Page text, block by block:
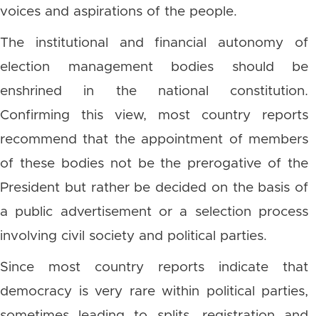
voices and aspirations of the people.
The institutional and financial autonomy of
election management bodies should be
enshrined in the national constitution.
Confirming this view, most country reports
recommend that the appointment of members
of these bodies not be the prerogative of the
President but rather be decided on the basis of
a public advertisement or a selection process
involving civil society and political parties.
Since most country reports indicate that
democracy is very rare within political parties,